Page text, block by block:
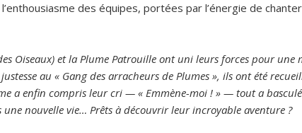
des équipes, portées par l’énergie de
Oiseaux) et la Plume Patrouille ont uni leurs forces pour
au « Gang des arracheurs de Plumes », ils ont été
a enfin compris leur cri — « Emmène-moi ! » — tout a
nouvelle vie… Prêts à découvrir leur incroyable aventure ?